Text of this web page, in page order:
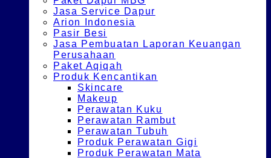
Jasa Service Dapur
Arion Indonesia
Pasir Besi
Jasa Pembuatan Laporan Keuangan
Perusahaan
Paket Aqiqah
Produk Kencantikan
Skincare
Makeup
Perawatan Kuku
Perawatan Rambut
Perawatan Tubuh
Produk Perawatan Gigi
Produk Perawatan Mata